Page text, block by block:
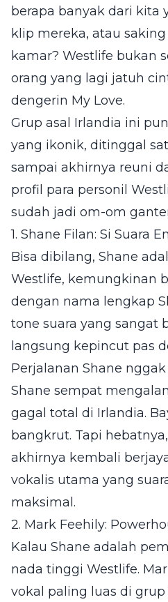
berapa banyak dari kita
klip mereka, atau
kamar? Westlife bukan
orang yang lagi jatuh
dengerin My Love.
Grup asal Irlandia ini
yang ikonik, ditinggal
sampai akhirnya reuni
profil para personil
sudah jadi om-om
1. Shane Filan: Si Suara
Bisa dibilang, Shane
Westlife, kemungkinan
dengan nama lengkap
tone suara yang sangat
langsung kepincut pas
Perjalanan Shane
Shane sempat
gagal total di Irlandia.
bangkrut. Tapi
akhirnya kembali
vokalis utama yang
maksimal.
2. Mark Feehily:
Kalau Shane adalah
nada tinggi Westlife.
vokal paling luas di